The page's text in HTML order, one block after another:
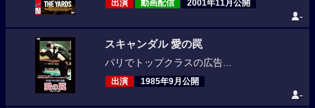
出演 動画配信 2001年11月公開
-
スキャンダル 愛の罠
パリでトップクラスの広告...
出演 1985年9月公開
-